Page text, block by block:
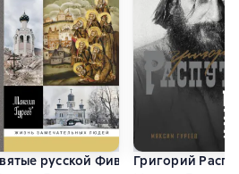
русской ФиваидыГригорий